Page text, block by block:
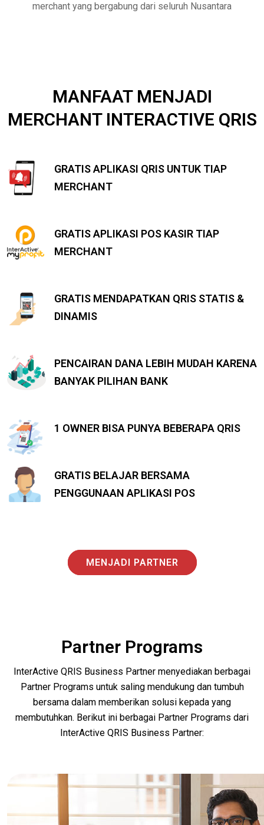
merchant yang bergabung dari seluruh Nusantara
MANFAAT MENJADI
MERCHANT INTERACTIVE QRIS
GRATIS APLIKASI QRIS UNTUK TIAP
MERCHANT
GRATIS APLIKASI POS KASIR TIAP
MERCHANT
GRATIS MENDAPATKAN QRIS STATIS &
DINAMIS
PENCAIRAN DANA LEBIH MUDAH KARENA
BANYAK PILIHAN BANK
1 OWNER BISA PUNYA BEBERAPA QRIS
GRATIS BELAJAR BERSAMA
PENGGUNAAN APLIKASI POS
MENJADI PARTNER
Partner Programs
InterActive QRIS Business Partner menyediakan berbagai
Partner Programs untuk saling mendukung dan tumbuh
bersama dalam memberikan solusi kepada yang
membutuhkan. Berikut ini berbagai Partner Programs dari
InterActive QRIS Business Partner: